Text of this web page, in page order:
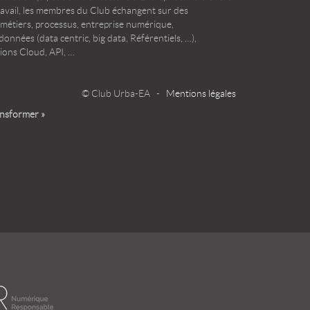
les membres du Club échangent sur des
processus, entreprise numérique,
(data centric, big data, Référentiels, …),
Cloud, API, …
© Club Urba-EA - Mentions légales
»